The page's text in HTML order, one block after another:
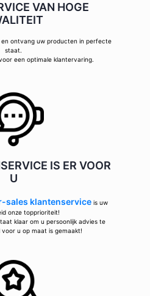
VAN HOGE
en ontvang uw producten in perfecte
staat.
een optimale klantervaring.
IS ER VOOR
U
sales klantenserviceis uw
onze topprioriteit!
klaar om u persoonlijk advies te
u op maat is gemaakt!